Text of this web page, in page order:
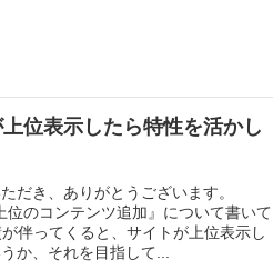
位表示したら特性を活かし
だき、ありがとうございます。
のコンテンツ追加』について書いて
伴ってくると、サイトが上位表示し
か、それを目指して...